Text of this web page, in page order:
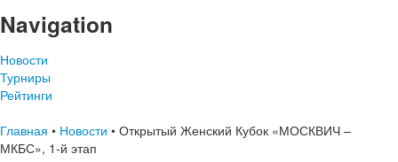
Navigation
Новости
Турниры
Рейтинги
Главная • Новости • Открытый Женский Кубок «МОСКВИЧ –
МКБС», 1-й этап